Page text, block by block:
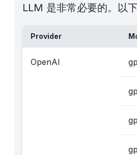
LLM 是非常必要的。以
Provider
OpenAI